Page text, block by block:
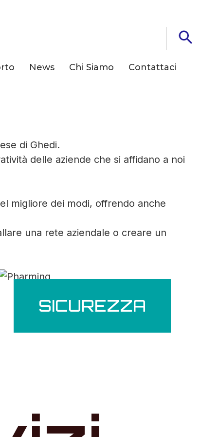
News Chi Siamo Contattaci
di Ghedi.
delle aziende che si affidano a noi
migliore dei modi, offrendo anche
una rete aziendale o creare un
SICUREZZA